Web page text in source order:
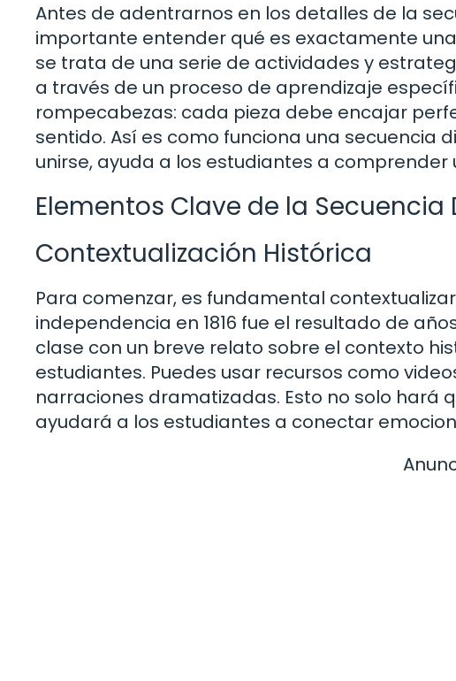
Antes de adentrarnos en los detalles de la
importante entender qué es exactamente
se trata de una serie de actividades y
a través de un proceso de aprendizaje
rompecabezas: cada pieza debe encajar
sentido. Así es como funciona una secuencia
unirse, ayuda a los estudiantes a
Elementos Clave de la
Contextualización Histórica
Para comenzar, es fundamental
independencia en 1816 fue el resultado de
clase con un breve relato sobre el contexto
estudiantes. Puedes usar recursos como
narraciones dramatizadas. Esto no solo hará
ayudará a los estudiantes a conectar